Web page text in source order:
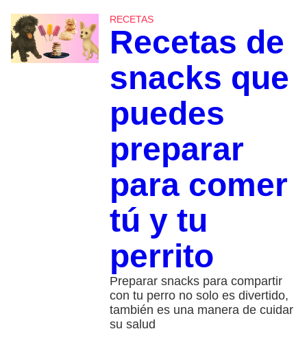
RECETAS
Recetas de
snacks que
puedes
preparar
para comer
tú y tu
perrito
Preparar snacks para compartir
con tu perro no solo es divertido,
también es una manera de cuidar
su salud